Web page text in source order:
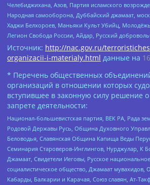
Челебиджихана, Азов, Партия исламского
Народная самооборона, Дуббайский джамаат,
Хаджи Белхороев, Маньяки Культ Убийц, Молодёжь
Легион Свобода России, Айдар, Русский
Источник: http://nac.gov.ru/
organizacii-i-materialy.html данные на
* Перечень общественных
организаций в отношении которых
вступившее в законную силу решение
запрете деятельности:
Национал-большевистская партия, ВЕК РА, Рада
Родовой Державы Русь, Община Духовного
Беловодья, Славянская Община Капища Веды
Семинария Староверов-Инглингов, Нурджулар, К
Джамаат, Свидетели Иеговы, Русское
социалистическое общество, Джамаат
Кабарды, Балкарии и Карачая, Союз славян, Ат-